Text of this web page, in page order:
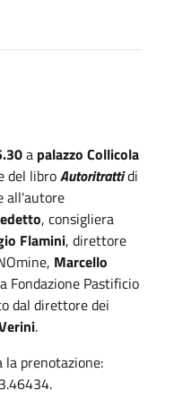
a palazzo Collicola
del libroAutoritrattidi
all'autore
, consigliera
Flamini, direttore
Marcello
Fondazione Pastificio
dal direttore dei
.
la prenotazione: